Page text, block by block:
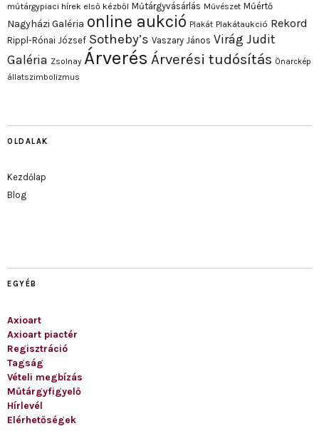
műtárgypiaci hírek első kézből Műtárgyvásárlás Művészet Műértő
Nagyházi Galéria online aukció Plakát Plakátaukció Rekord
Rippl-Rónai József Sotheby’s Vaszary János Virág Judit
Galéria Zsolnay Árverés Árverési tudósítás Önarckép
állatszimbolizmus
OLDALAK
Kezdőlap
Blog
EGYÉB
Axioart
Axioart piactér
Regisztráció
Tagság
Vételi megbízás
Műtárgyfigyelő
Hírlevél
Elérhetőségek